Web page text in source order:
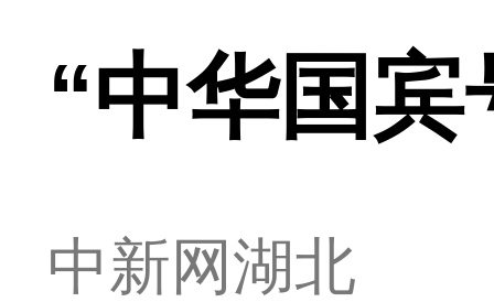
“中华国
中新网湖北